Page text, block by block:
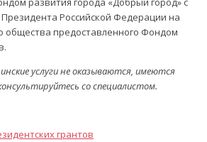
Российской Федерации на
общества предоставленного Фондом
услуги не оказываются, имеются
со специалистом.
грантов